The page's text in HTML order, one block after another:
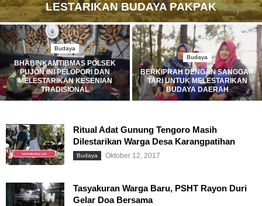
LESTARIKAN BUDAYA PAKPAK
Budaya
BHABINKAMTIBMAS POLSEK
PUJON INI PELOPORI DAN
MELESTARIKAN KESENIAN
TRADISIONAL
Budaya
BERKIPRAH DENGAN SANGGAR
TARI UNTUK MELESTARIKAN
BUDAYA DAERAH
Ritual Adat Gunung Tengoro Masih
Dilestarikan Warga Desa Karangpatihan
Budaya Oktober 12, 2017
Tasyakuran Warga Baru, PSHT Rayon Duri
Gelar Doa Bersama